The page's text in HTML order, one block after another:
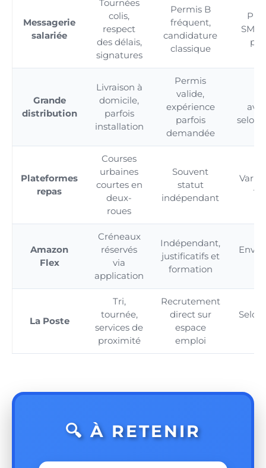
Messagerie
salariée
Tournées
colis,
respect
des délais,
signatures
Permis B
fréquent,
candidature
classique
Grande
distribution
Livraison à
domicile,
parfois
installation
Permis
valide,
expérience
parfois
demandée
selon
Plateformes
repas
Courses
urbaines
courtes en
deux-
roues
Souvent
statut
indépendant
Amazon
Flex
Créneaux
réservés
via
application
Indépendant,
justificatifs et
formation
La Poste
Tri,
tournée,
services de
proximité
Recrutement
direct sur
espace
emploi
🔍 À RETENIR